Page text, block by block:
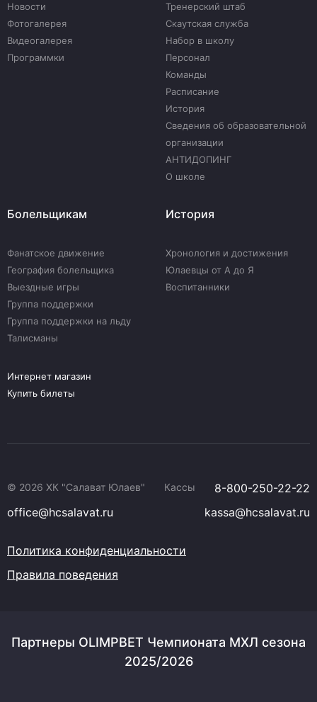
Новости
Фотогалерея
Видеогалерея
Программки
Тренерский штаб
Скаутская служба
Набор в школу
Персонал
Команды
Расписание
История
Сведения об образовательной
организации
АНТИДОПИНГ
О школе
Болельщикам
Фанатское движение
География болельщика
Выездные игры
Группа поддержки
Группа поддержки на льду
Талисманы
История
Хронология и достижения
Юлаевцы от А до Я
Воспитанники
Интернет магазин
Купить билеты
© 2026 ХК "Салават Юлаев" Кассы
8-800-250-22-22
office@hcsalavat.ru
kassa@hcsalavat.ru
Политика конфиденциальности
Правила поведения
Партнеры OLIMPBET Чемпионата МХЛ сезона
2025/2026